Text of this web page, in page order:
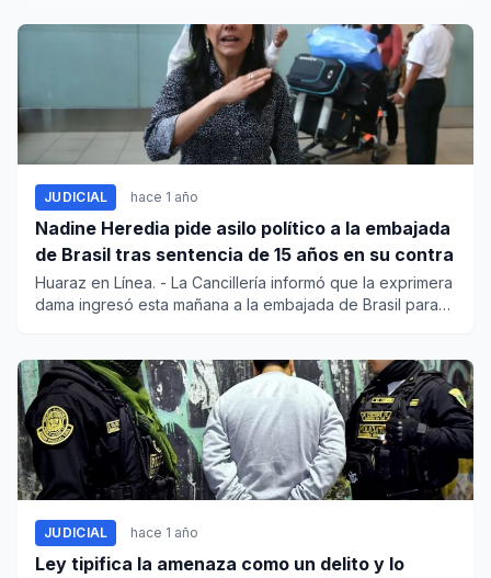
JUDICIAL hace 1 año
Nadine Heredia pide asilo político a la embajada
de Brasil tras sentencia de 15 años en su contra
Huaraz en Línea. - La Cancillería informó que la exprimera
dama ingresó esta mañana a la embajada de Brasil para
JUDICIAL hace 1 año
Ley tipifica la amenaza como un delito y lo